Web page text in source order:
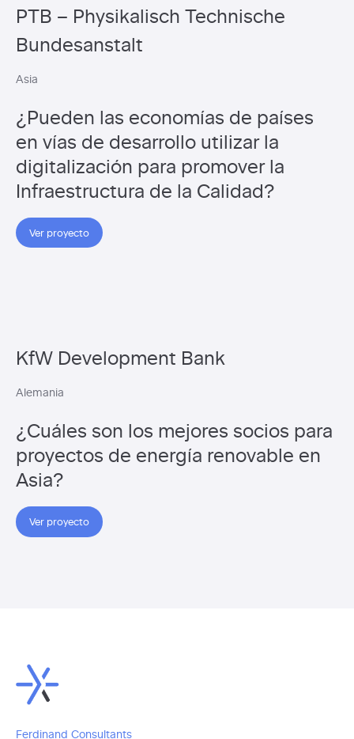
PTB – Physikalisch Technische
Bundesanstalt
Asia
¿Pueden las economías de países
en vías de desarrollo utilizar la
digitalización para promover la
Infraestructura de la Calidad?
Ver proyecto
KfW Development Bank
Alemania
¿Cuáles son los mejores socios para
proyectos de energía renovable en
Asia?
Ver proyecto
Ferdinand Consultants